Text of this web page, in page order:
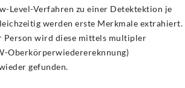
Level-Verfahren zu einer Detektektion je
werden erste Merkmale extrahiert.
Person wird diese mittels multipler
Oberkörperwiederereknnung)
gefunden.